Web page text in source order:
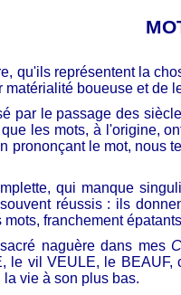
qu'ils représentent la
boueuse et de
par le passage des
les mots, à l'origine,
prononçant le mot,
qui manque
réussis : ils
franchement
naguère dans mes
le vil VEULE, le
vie à son plus bas.